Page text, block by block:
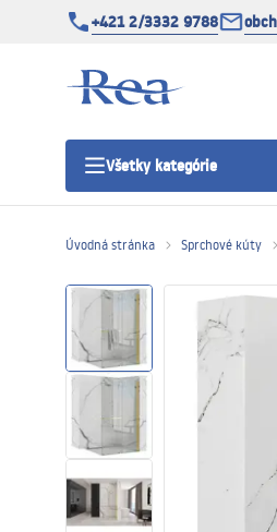
+421 2/3332 9788
Všetky kategórie
Sprchové dvere
Sprchové vaničky
Sprchové žľaby
Sanitárna keramika
Úvodná stránka Sprchové kúty